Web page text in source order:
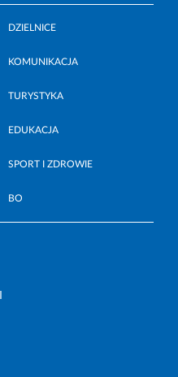
DZIELNICE
KOMUNIKACJA
TURYSTYKA
EDUKACJA
SPORT I ZDROWIE
BO